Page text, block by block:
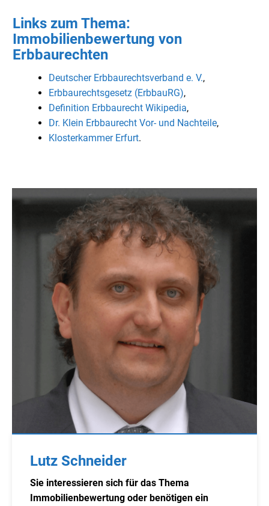
Links zum Thema:
Immobilienbewertung von
Erbbaurechten
Deutscher Erbbaurechtsverband e. V.,
Erbbaurechtsgesetz (ErbbauRG),
Definition Erbbaurecht Wikipedia,
Dr. Klein Erbbaurecht Vor- und Nachteile,
Klosterkammer Erfurt.
Lutz Schneider
Sie interessieren sich für das Thema
Immobilienbewertung oder benötigen ein